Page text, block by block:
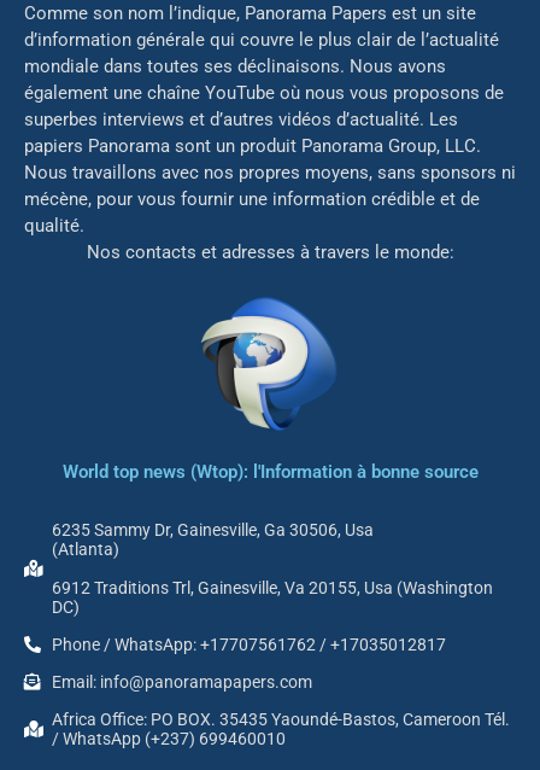
Comme son nom l’indique, Panorama Papers est un site
d’information générale qui couvre le plus clair de l’actualité
mondiale dans toutes ses déclinaisons. Nous avons
également une chaîne YouTube où nous vous proposons de
superbes interviews et d’autres vidéos d’actualité. Les
papiers Panorama sont un produit Panorama Group, LLC.
Nous travaillons avec nos propres moyens, sans sponsors ni
mécène, pour vous fournir une information crédible et de
qualité.
Nos contacts et adresses à travers le monde:
World top news (Wtop): l'Information à bonne source
6235 Sammy Dr, Gainesville, Ga 30506, Usa
(Atlanta)
6912 Traditions Trl, Gainesville, Va 20155, Usa (Washington
DC)
Phone / WhatsApp: +17707561762 / +17035012817
Email: info@panoramapapers.com
Africa Office: PO BOX. 35435 Yaoundé-Bastos, Cameroon Tél.
/ WhatsApp (+237) 699460010